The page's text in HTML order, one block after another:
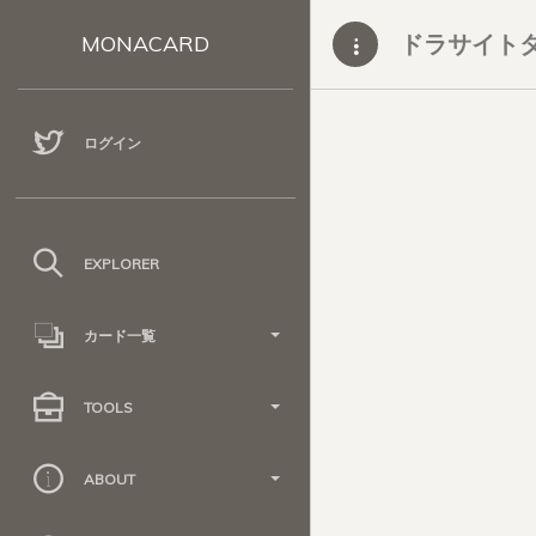
MONACARD
ログイン
EXPLORER
カード一覧
TOOLS
ABOUT
ドラサイト